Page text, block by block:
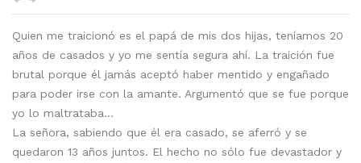
Quien me traicionó es el papá de mis dos hijas, teníamos 20
años de casados y yo me sentía segura ahí. La traición fue
brutal porque él jamás aceptó haber mentido y engañado
para poder irse con la amante. Argumentó que se fue porque
yo lo maltrataba…
La señora, sabiendo que él era casado, se aferró y se
quedaron 13 años juntos. El hecho no sólo fue devastador y